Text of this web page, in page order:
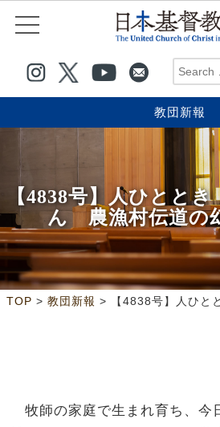
教団新報
【4838号】人ひとと
ん 農漁村伝道の
TOP > 教団新報 >
牧師の家庭で生まれ育ち、今